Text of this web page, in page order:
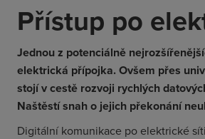
Přístup po
Jednou z potenciálně
elektrická přípojka. Ovšem přes
stojí v cestě rozvoji rychlých
Naštěstí snah o jejich překonání
Digitální komunikace po elektrické